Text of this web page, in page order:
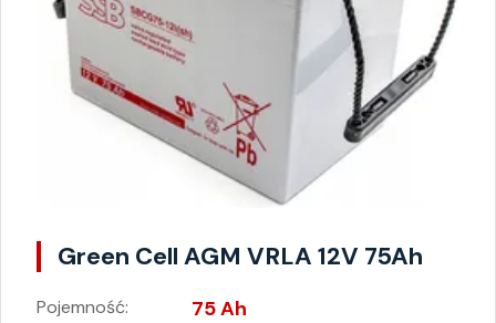
Green Cell AGM VRLA 12V 75Ah
Pojemność: 75 Ah